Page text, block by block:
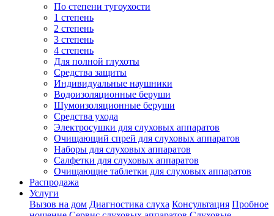
По степени тугоухости
1 степень
2 степень
3 степень
4 степень
Для полной глухоты
Средства защиты
Индивидуальные наушники
Водоизоляционные беруши
Шумоизоляционные беруши
Средства ухода
Электросушки для слуховых аппаратов
Очищающий спрей для слуховых аппаратов
Наборы для слуховых аппаратов
Салфетки для слуховых аппаратов
Очищающие таблетки для слуховых аппаратов
Распродажа
Услуги
Вызов на дом Диагностика слуха Консультация Пробное